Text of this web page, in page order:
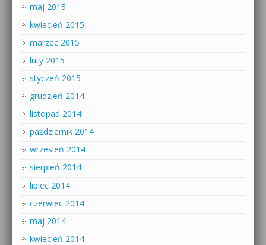
maj 2015
kwiecień 2015
marzec 2015
luty 2015
styczeń 2015
grudzień 2014
listopad 2014
październik 2014
wrzesień 2014
sierpień 2014
lipiec 2014
czerwiec 2014
maj 2014
kwiecień 2014